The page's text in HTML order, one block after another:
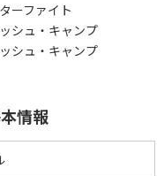
ーファイト
シュ・キャンプ
シュ・キャンプ
情報